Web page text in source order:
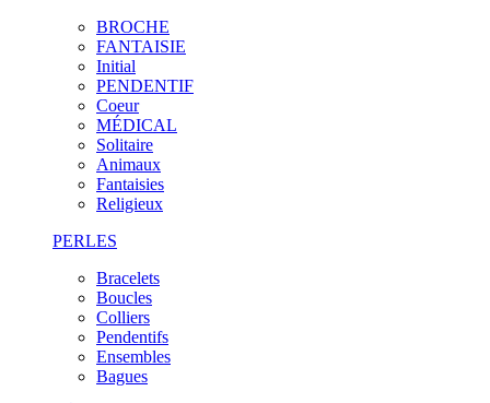
BROCHE
FANTAISIE
Initial
PENDENTIF
Coeur
MÉDICAL
Solitaire
Animaux
Fantaisies
Religieux
PERLES
Bracelets
Boucles
Colliers
Pendentifs
Ensembles
Bagues